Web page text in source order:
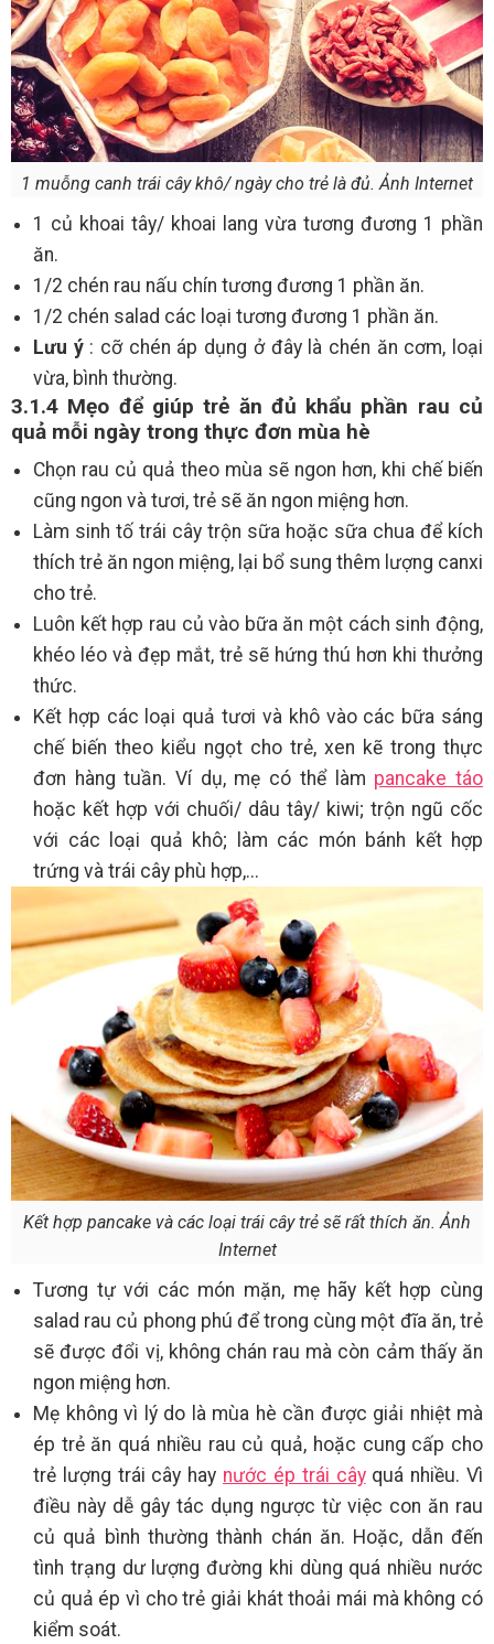
1 muỗng canh trái cây khô/ ngày cho trẻ là đủ. Ảnh Internet
1 củ khoai tây/ khoai lang vừa tương đương 1 phần
ăn.
1/2 chén rau nấu chín tương đương 1 phần ăn.
1/2 chén salad các loại tương đương 1 phần ăn.
Lưu ý: cỡ chén áp dụng ở đây là chén ăn cơm, loại
vừa, bình thường.
3.1.4 Mẹo để giúp trẻ ăn đủ khẩu phần rau củ
quả mỗi ngày trong thực đơn mùa hè
Chọn rau củ quả theo mùa sẽ ngon hơn, khi chế biến
cũng ngon và tươi, trẻ sẽ ăn ngon miệng hơn.
Làm sinh tố trái cây trộn sữa hoặc sữa chua để kích
thích trẻ ăn ngon miệng, lại bổ sung thêm lượng canxi
cho trẻ.
Luôn kết hợp rau củ vào bữa ăn một cách sinh động,
khéo léo và đẹp mắt, trẻ sẽ hứng thú hơn khi thưởng
thức.
Kết hợp các loại quả tươi và khô vào các bữa sáng
chế biến theo kiểu ngọt cho trẻ, xen kẽ trong thực
đơn hàng tuần. Ví dụ, mẹ có thể làm pancake táo
hoặc kết hợp với chuối/ dâu tây/ kiwi; trộn ngũ cốc
với các loại quả khô; làm các món bánh kết hợp
trứng và trái cây phù hợp,...
Kết hợp pancake và các loại trái cây trẻ sẽ rất thích ăn. Ảnh
Internet
Tương tự với các món mặn, mẹ hãy kết hợp cùng
salad rau củ phong phú để trong cùng một đĩa ăn, trẻ
sẽ được đổi vị, không chán rau mà còn cảm thấy ăn
ngon miệng hơn.
Mẹ không vì lý do là mùa hè cần được giải nhiệt mà
ép trẻ ăn quá nhiều rau củ quả, hoặc cung cấp cho
trẻ lượng trái cây hay nước ép trái câyquá nhiều. Vì
điều này dễ gây tác dụng ngược từ việc con ăn rau
củ quả bình thường thành chán ăn. Hoặc, dẫn đến
tình trạng dư lượng đường khi dùng quá nhiều nước
củ quả ép vì cho trẻ giải khát thoải mái mà không có
kiểm soát.